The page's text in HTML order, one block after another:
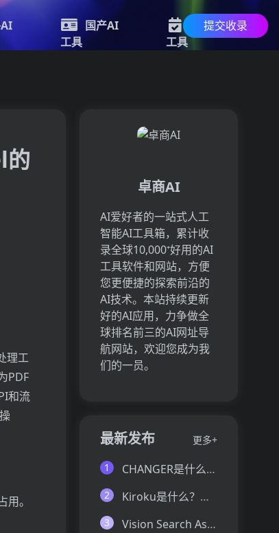
国产AI
工具
最新AI
工具
提交收录
的
理工
PDF
和流
。
卓商AI
AI爱好者的一站式人工
智能AI工具箱，累计收
录全球10,000⁺好用的AI
工具软件和网站，方便
您更便捷的探索前沿的
AI技术。本站持续更新
好的AI应用，力争做全
球排名前三的AI网址导
航网站，欢迎您成为我
们的一员。
最新发布 更多+
1 CHANGER是什么？一文让你看懂CHANGER的技术原理、主要功能、应用场景
2 Kiroku是什么？一文让你看懂Kiroku的技术原理、主要功能、应用场景
3 Vision Search Assistant是什么？一文让你看懂Vision Search Assistant的技术原理、主要功能、应用场景